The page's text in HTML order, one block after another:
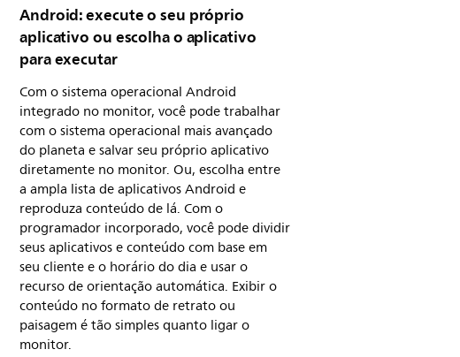
Android: execute o seu próprio
aplicativo ou escolha o aplicativo
para executar
Com o sistema operacional Android
integrado no monitor, você pode trabalhar
com o sistema operacional mais avançado
do planeta e salvar seu próprio aplicativo
diretamente no monitor. Ou, escolha entre
a ampla lista de aplicativos Android e
reproduza conteúdo de lá. Com o
programador incorporado, você pode dividir
seus aplicativos e conteúdo com base em
seu cliente e o horário do dia e usar o
recurso de orientação automática. Exibir o
conteúdo no formato de retrato ou
paisagem é tão simples quanto ligar o
monitor.